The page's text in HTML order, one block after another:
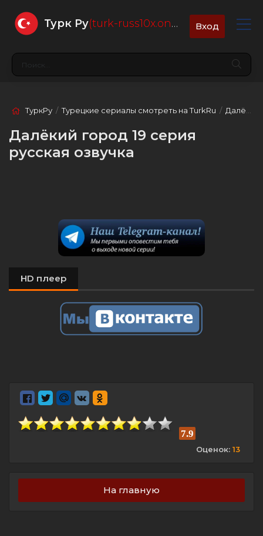
Турк Ру(turk-russ10x.online) Вход
ТуркРу /Турецкие сериалы смотреть на TurkRu / Далёкий город
Далёкий город 19 серия
русская озвучка
HD плеер
7.9
Оценок: 13
На главную